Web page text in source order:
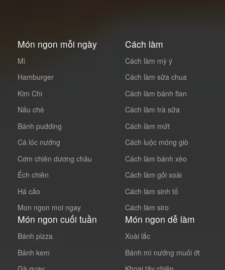
Món ngon mỗi ngày
Mì
Hamburger
Kim Chi
Nấu chè
Bánh pudding
Cá lóc nướng
Cơm chiên dương châu
Ếch chiên
Há cảo
Mon ngon moi ngay
Cách làm
Cách làm mỳ ý
Cách làm sữa chua
Cách làm bánh flan
Cách làm trà sữa
Cách làm mứt
Cách luộc móng giò
Cách làm bánh xèo
Cách làm gỏi xoài
Cách làm sinh tố
Cách làm siro
Món ngon cuối tuần
Bánh pizza
Bánh kem
Món ngon dễ làm
Xoài lắc
Bánh mì nướng muối ớt